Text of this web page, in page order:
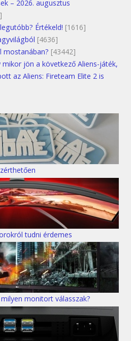
– 2026. augusztus
Értékeld! [1616]
[4636]
mostanában? [43442]
jön a következő Aliens-játék,
az Aliens: Fireteam Elite 2 is
tudni érdemes
monitort válasszak?